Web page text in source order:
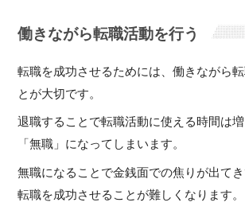
働きながら転職活動を行う
転職を成功させるためには、働きながら
とが大切です。
退職することで転職活動に使える時間は増
「無職」になってしまいます。
無職になることで金銭面での焦りが出て
転職を成功させることが難しくなります。